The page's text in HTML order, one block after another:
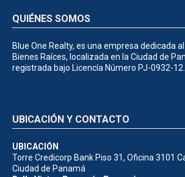
QUIÉNES SOMOS
Blue One Realty, es una empresa dedicada
Bienes Raíces, localizada en la Ciudad de
registrada bajo Licencía Número PJ-0932-12.
UBICACIÓN Y CONTACTO
UBICACIÓN
Torre Credicorp Bank Piso 31, Oficina 3101
Ciudad de Panamá